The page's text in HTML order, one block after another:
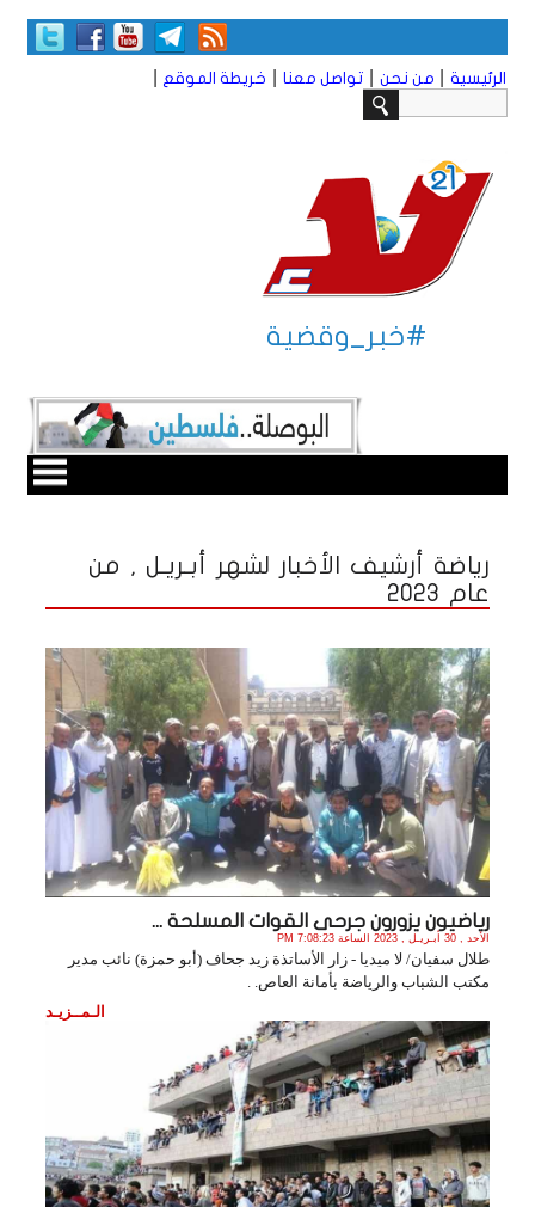
الرئيسية من نحن تواصل معنا خريطة الموقع
#خبر_وقضية
رياضة أرشيف الأخبار لشهر أبـريـل , من
عام 2023
رياضيون يزورون جرحى القوات المسلحة ...
الأحد , 30 أبـريـل , 2023 الساعة 7:08:23 PM
طلال سفيان/ لا ميديا - زار الأساتذة زيد جحاف (أبو حمزة) نائب مدير
مكتب الشباب والرياضة بأمانة العاص. .
الـمــزيـد